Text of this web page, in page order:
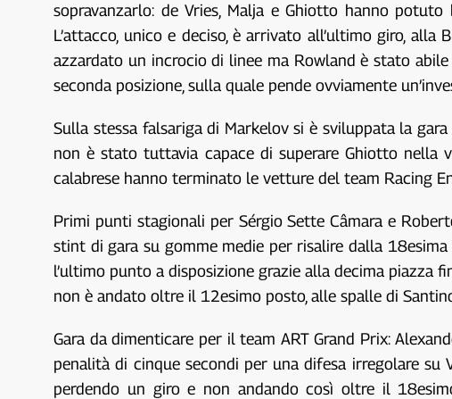
sopravanzarlo: de Vries, Malja e Ghiotto hanno
L’attacco, unico e deciso, è arrivato all’ultimo giro,
azzardato un incrocio di linee ma Rowland è stato
seconda posizione, sulla quale pende ovviamente
Sulla stessa falsariga di Markelov si è sviluppata la
non è stato tuttavia capace di superare Ghiotto nella
calabrese hanno terminato le vetture del team Racing
Primi punti stagionali per Sérgio Sette Câmara e
stint di gara su gomme medie per risalire dalla
l’ultimo punto a disposizione grazie alla decima piazza
non è andato oltre il 12esimo posto, alle spalle di
Gara da dimenticare per il team ART Grand Prix:
penalità di cinque secondi per una difesa irregolare
perdendo un giro e non andando così oltre il